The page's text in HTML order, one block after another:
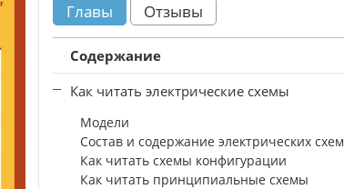
Главы Отзывы
Содержание
Как читать электрические схемы
Модели
Состав и содержание электрических схем
Как читать схемы конфигурации
Как читать принципиальные схемы